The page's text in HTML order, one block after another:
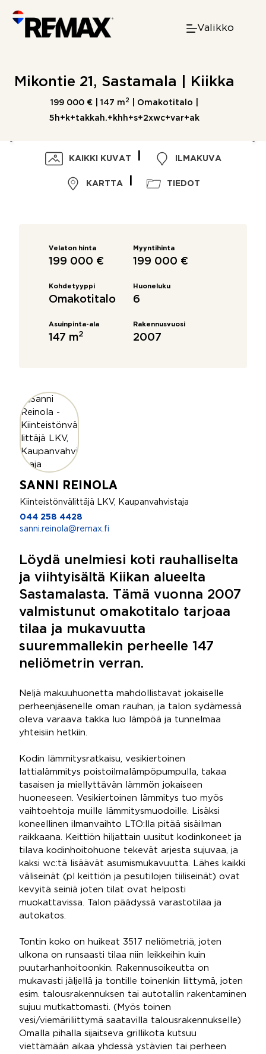
content
Valikko
Mikontie 21, Sastamala | Kiikka
199 000 € | 147 m 2 | Omakotitalo |
5h+k+takkah.+khh+s+2xwc+var+ak
KAIKKI KUVAT ILMAKUVA
KARTTA TIEDOT
Velaton hinta
199 000 €
Myyntihinta
199 000 €
Kohdetyyppi
Omakotitalo
Huoneluku
6
Asuinpinta-ala
147 m2
Rakennusvuosi
2007
SANNI REINOLA
Kiinteistönvälittäjä LKV, Kaupanvahvistaja
044 258 4428
sanni.reinola@remax.fi
Löydä unelmiesi koti rauhalliselta
ja viihtyisältä Kiikan alueelta
Sastamalasta. Tämä vuonna 2007
valmistunut omakotitalo tarjoaa
tilaa ja mukavuutta
suuremmallekin perheelle 147
neliömetrin verran.
Neljä makuuhuonetta mahdollistavat jokaiselle
perheenjäsenelle oman rauhan, ja talon sydämessä
oleva varaava takka luo lämpöä ja tunnelmaa
yhteisiin hetkiin.
Kodin lämmitysratkaisu, vesikiertoinen
lattialämmitys poistoilmalämpöpumpulla, takaa
tasaisen ja miellyttävän lämmön jokaiseen
huoneeseen. Vesikiertoinen lämmitys tuo myös
vaihtoehtoja muille lämmitysmuodoille. Lisäksi
koneellinen ilmanvaihto LTO:lla pitää sisäilman
raikkaana. Keittiön hiljattain uusitut kodinkoneet ja
tilava kodinhoitohuone tekevät arjesta sujuvaa, ja
kaksi wc:tä lisäävät asumismukavuutta. Lähes kaikki
väliseinät (pl keittiön ja pesutilojen tiiliseinät) ovat
kevyitä seiniä joten tilat ovat helposti
muokattavissa. Talon päädyssä varastotilaa ja
autokatos.
Tontin koko on huikeat 3517 neliömetriä, joten
ulkona on runsaasti tilaa niin leikkeihin kuin
puutarhanhoitoonkin. Rakennusoikeutta on
mukavasti jäljellä ja tontille toinenkin liittymä, joten
esim. talousrakennuksen tai autotallin rakentaminen
sujuu mutkattomasti. (Myös toinen
vesi/viemäriliittymä saatavilla talousrakennukselle)
Omalla pihalla sijaitseva grillikota kutsuu
viettämään aikaa yhdessä ystävien tai perheen